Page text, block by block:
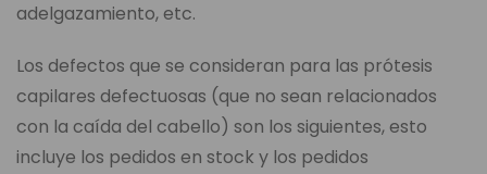
adelgazamiento, etc.
Los defectos que se consideran para las prótesis
capilares defectuosas (que no sean relacionados
con la caída del cabello) son los siguientes, esto
incluye los pedidos en stock y los pedidos